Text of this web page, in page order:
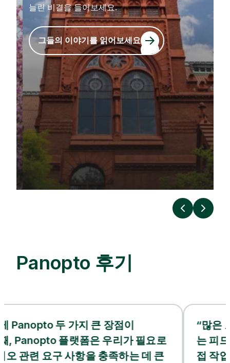
늘린 비결을 들어보세요.
그들의 이야기를 읽어보세요
그들의 이야기를 읽어보세요
그들의 이야기를 읽어보세요
그들의 이야기를 읽어보세요
그들의 이야기를 읽어보세요
그들의 이야기를 읽어보세요
그들의 이야기를 읽어보세요
그들의 이야기를 읽어보세요
이
다
Panopto 후기
가지 큰 장점이
플랫폼은 우리가 필요로
사항을 충족하는 데 큰
“많은 교수님들
는 피드백을 받았
접 작업해도 될 만